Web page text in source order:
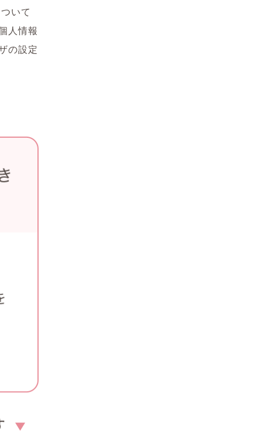
いて
人情報
の設定